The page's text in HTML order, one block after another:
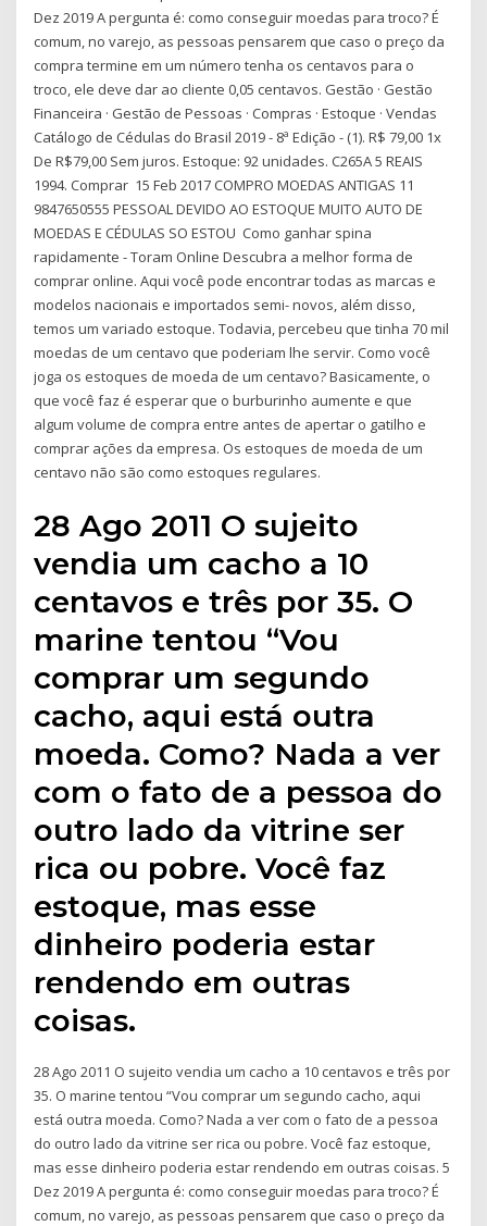
Dez 2019 A pergunta é: como conseguir moedas para troco? É
comum, no varejo, as pessoas pensarem que caso o preço da
compra termine em um número tenha os centavos para o
troco, ele deve dar ao cliente 0,05 centavos. Gestão · Gestão
Financeira · Gestão de Pessoas · Compras · Estoque · Vendas
Catálogo de Cédulas do Brasil 2019 - 8ª Edição - (1). R$ 79,00 1x
De R$79,00 Sem juros. Estoque: 92 unidades. C265A 5 REAIS
1994. Comprar 15 Feb 2017 COMPRO MOEDAS ANTIGAS 11
9847650555 PESSOAL DEVIDO AO ESTOQUE MUITO AUTO DE
MOEDAS E CÉDULAS SO ESTOU Como ganhar spina
rapidamente - Toram Online Descubra a melhor forma de
comprar online. Aqui você pode encontrar todas as marcas e
modelos nacionais e importados semi- novos, além disso,
temos um variado estoque. Todavia, percebeu que tinha 70 mil
moedas de um centavo que poderiam lhe servir. Como você
joga os estoques de moeda de um centavo? Basicamente, o
que você faz é esperar que o burburinho aumente e que
algum volume de compra entre antes de apertar o gatilho e
comprar ações da empresa. Os estoques de moeda de um
centavo não são como estoques regulares.
28 Ago 2011 O sujeito
vendia um cacho a 10
centavos e três por 35. O
marine tentou “Vou
comprar um segundo
cacho, aqui está outra
moeda. Como? Nada a ver
com o fato de a pessoa do
outro lado da vitrine ser
rica ou pobre. Você faz
estoque, mas esse
dinheiro poderia estar
rendendo em outras
coisas.
28 Ago 2011 O sujeito vendia um cacho a 10 centavos e três por
35. O marine tentou “Vou comprar um segundo cacho, aqui
está outra moeda. Como? Nada a ver com o fato de a pessoa
do outro lado da vitrine ser rica ou pobre. Você faz estoque,
mas esse dinheiro poderia estar rendendo em outras coisas. 5
Dez 2019 A pergunta é: como conseguir moedas para troco? É
comum, no varejo, as pessoas pensarem que caso o preço da